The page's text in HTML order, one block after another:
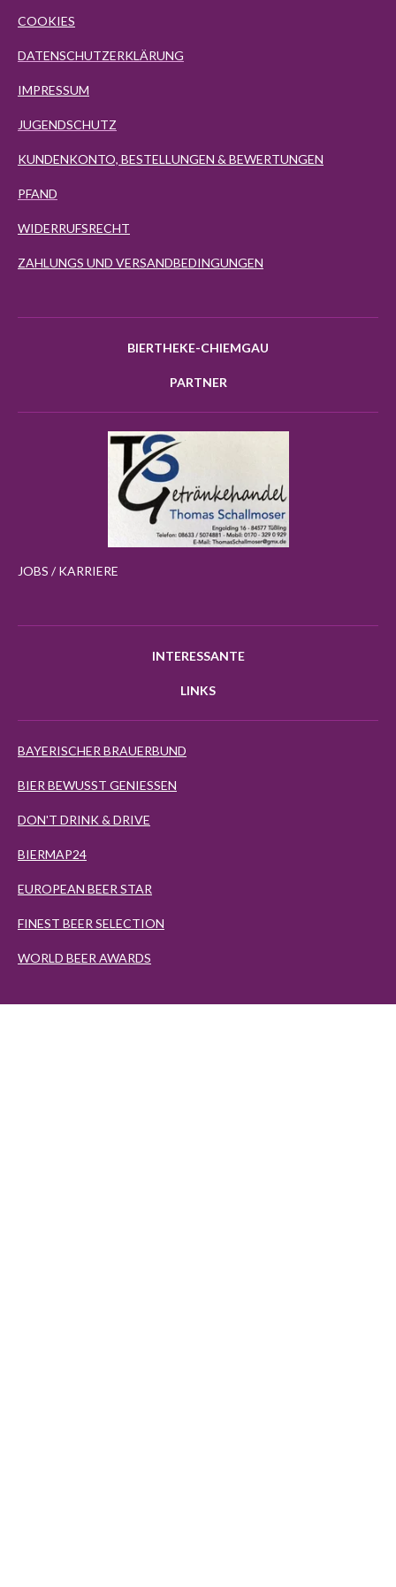
COOKIES
DATENSCHUTZERKLÄRUNG
IMPRESSUM
JUGENDSCHUTZ
KUNDENKONTO, BESTELLUNGEN & BEWERTUNGEN
PFAND
WIDERRUFSRECHT
ZAHLUNGS UND VERSANDBEDINGUNGEN
BIERTHEKE-CHIEMGAU
PARTNER
JOBS / KARRIERE
INTERESSANTE
LINKS
BAYERISCHER BRAUERBUND
BIER BEWUSST GENIESSEN
DON'T DRINK & DRIVE
BIERMAP24
EUROPEAN BEER STAR
FINEST BEER SELECTION
WORLD BEER AWARDS